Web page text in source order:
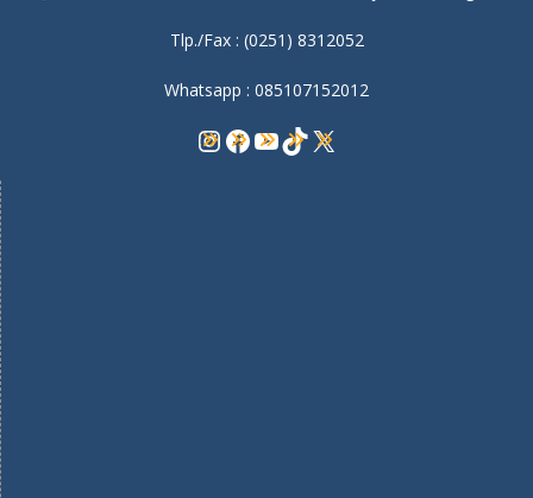
Tlp./Fax : (0251) 8312052
Whatsapp : 085107152012
Instagram
Facebook
YouTube
TikTok
X